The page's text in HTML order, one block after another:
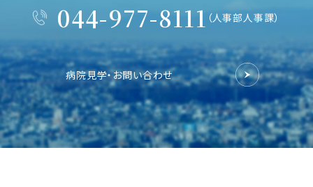
044-977-8111 （人事部人事課）
病院見学・お問い合わせ